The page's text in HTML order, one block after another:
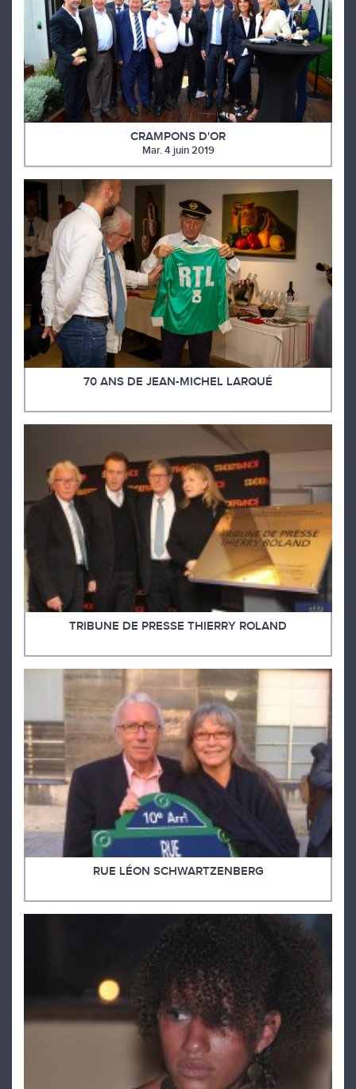
CRAMPONS D'OR
Mar. 4 juin 2019
70 ANS DE JEAN-MICHEL LARQUÉ
TRIBUNE DE PRESSE THIERRY ROLAND
RUE LÉON SCHWARTZENBERG